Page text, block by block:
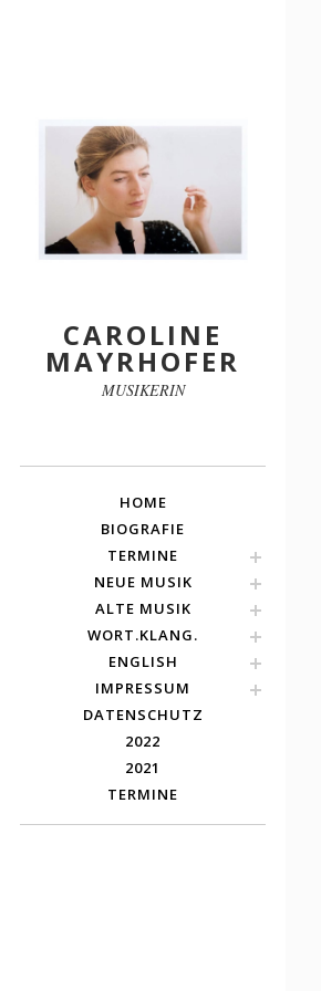
CAROLINE
MAYRHOFER
MUSIKERIN
HOME
BIOGRAFIE
TERMINE
NEUE MUSIK
ALTE MUSIK
WORT.KLANG.
ENGLISH
IMPRESSUM
DATENSCHUTZ
2022
2021
TERMINE